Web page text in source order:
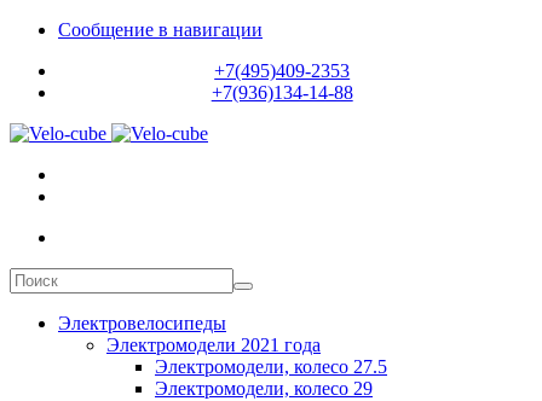
Сообщение в навигации
+7(495)409-2353
+7(936)134-14-88
Электровелосипеды
Электромодели 2021 года
Электромодели, колесо 27.5
Электромодели, колесо 29